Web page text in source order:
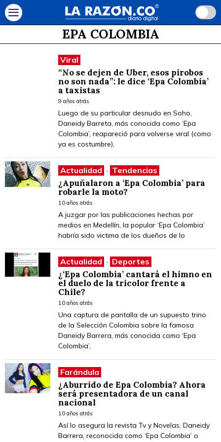
EPA COLOMBIA
Viral
“No se dejen de Uber, esos pirobos
no son nada”: le dice ‘Epa Colombia’
a taxistas
9 años atrás
Luego de su particular desnudo en Soho,
Daneidy Barreta, más conocida como ‘Epa
Colombia’, reapareció para volverse viral (como
ya es costumbre),
Actualidad · Tendencias
¿Apuñalaron a ‘Epa Colombia’ para
robarle la moto?
10 años atrás
A juzgar por las publicaciones hechas por
medios en Medellín, la popular ‘Epa Colombia’
habría sido victima de los dueños de lo
Actualidad · Deportes
¿‘Epa Colombia’ cantará el himno en
el duelo de la tricolor frente a
Chile?
10 años atrás
Una captura de pantalla de un supuesto trino
de la Selección Colombia sobre la famosa
Daneidy Barrera, más conocida como ‘Epa
Colombia’,
Farándula
¿Aburrido de Epa Colombia? Ahora
será presentadora de un canal
nacional
10 años atrás
Así lo asegura la revista Tv y Novelas, Daneidy
Barrera, reconocida como ‘Epa Colombia’ o